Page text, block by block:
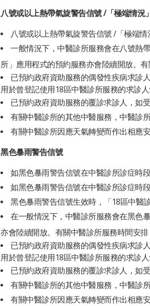
八號或以上熱帶氣旋警告信號 /「極端情況」
八號或以上熱帶氣旋警告信號 /「極端
一般情況下，中醫診所服務會在八號熱
所」應用程式的預約服務亦會陸續開放。
已預約政府資助服務的偶發性疾病求診
用於曾登記使用18區中醫診所服務的求診
已預約政府資助服務的覆診求診人，如
有關中醫診所的其他中醫服務，中醫診
有關中醫診所因應天氣轉變而作出相應
黑色暴雨警告信號
如黑色暴雨警告信號在中醫診所診症時
如黑色暴雨警告信號在中醫診所診症時
黑色暴雨警告信號生效時，「18區中醫
在一般情況下，中醫診所服務會在黑色
亦會陸續開放。有關中醫診所服務時間安
已預約政府資助服務的偶發性疾病求診
用於曾登記使用18區中醫診所服務的求診
已預約政府資助服務的覆診求診人，如
有關中醫診所的其他中醫服務，中醫診
有關中醫診所因應天氣轉變而作出相應